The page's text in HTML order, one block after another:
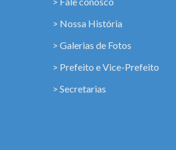
> Nossa História
> Galerias de Fotos
> Prefeito e Vice-Prefeito
> Secretarias